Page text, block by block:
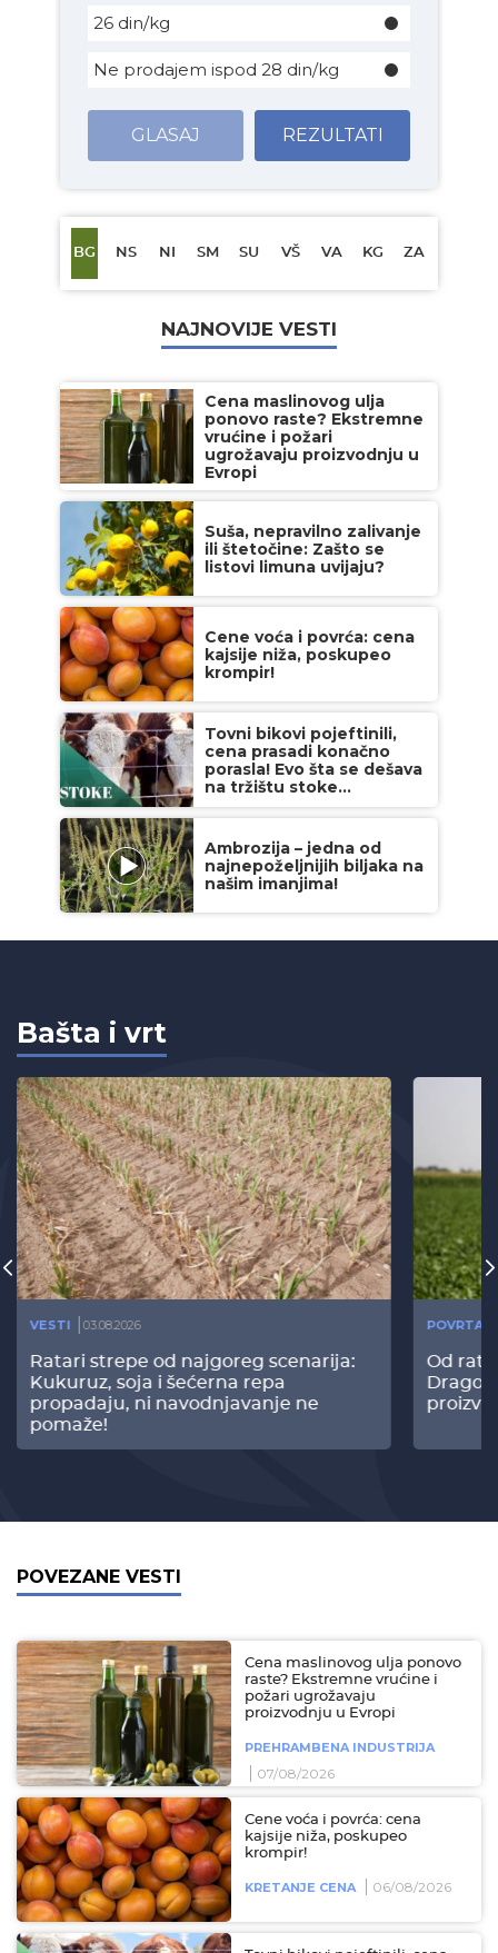
26 din/kg
Ne prodajem ispod 28 din/kg
GLASAJ REZULTATI
BG NS NI SM SU VŠ VA KG ZA
NAJNOVIJE VESTI
Cena maslinovog ulja
ponovo raste? Ekstremne
vrućine i požari
ugrožavaju proizvodnju u
Evropi
Suša, nepravilno zalivanje
ili štetočine: Zašto se
listovi limuna uvijaju?
Cene voća i povrća: cena
kajsije niža, poskupeo
krompir!
Tovni bikovi pojeftinili,
cena prasadi konačno
porasla! Evo šta se dešava
na tržištu stoke...
Ambrozija – jedna od
najnepoželjnijih biljaka na
našim imanjima!
Bašta i vrt
VESTI 03.08.2026
Ratari strepe od najgoreg scenarija:
Kukuruz, soja i šećerna repa
propadaju, ni navodnjavanje ne
pomaže!
Od
POVEZANE VESTI
Cena maslinovog ulja ponovo
raste? Ekstremne vrućine i
požari ugrožavaju
proizvodnju u Evropi
PREHRAMBENA INDUSTRIJA
07/08/2026
Cene voća i povrća: cena
kajsije niža, poskupeo
krompir!
KRETANJE CENA 06/08/2026